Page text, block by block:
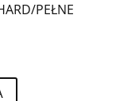
PEŁNE